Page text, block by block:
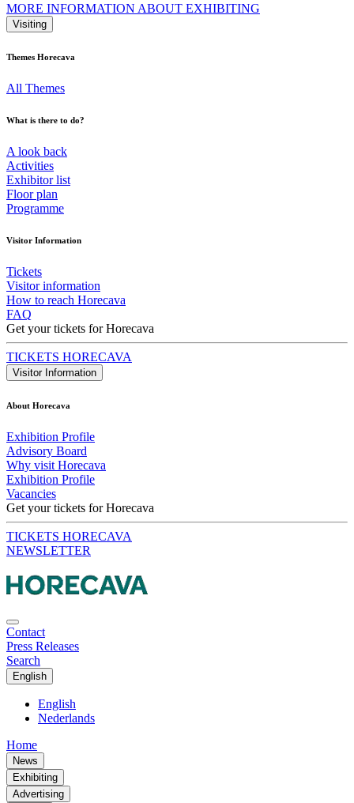
MORE INFORMATION ABOUT EXHIBITING
Visiting
Themes Horecava
All Themes
What is there to do?
A look back
Activities
Exhibitor list
Floor plan
Programme
Visitor Information
Tickets
Visitor information
How to reach Horecava
FAQ
Get your tickets for Horecava
TICKETS HORECAVA
Visitor Information
About Horecava
Exhibition Profile
Advisory Board
Why visit Horecava
Exhibition Profile
Vacancies
Get your tickets for Horecava
TICKETS HORECAVA
NEWSLETTER
Contact
Press Releases
Search
English
English
Nederlands
Home
News
Exhibiting
Advertising